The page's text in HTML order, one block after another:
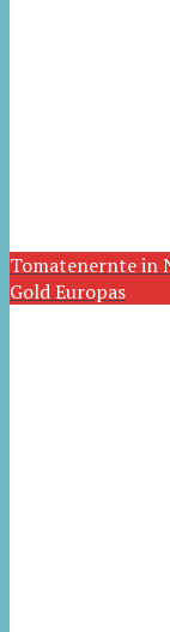
Tomatenernte in
Gold Europas